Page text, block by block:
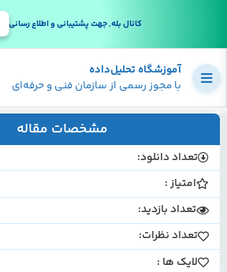
کانال بله, جهت پشتیبانی و اطلاع رسانی
آموزشگاه تحلیل‌داده
با مجوز رسمی از سازمان فنی و حرفه‌ای
مشخصات مقاله
تعداد دانلود:
امتیاز :
تعداد بازدید:
تعداد نظرات:
لایک ها :